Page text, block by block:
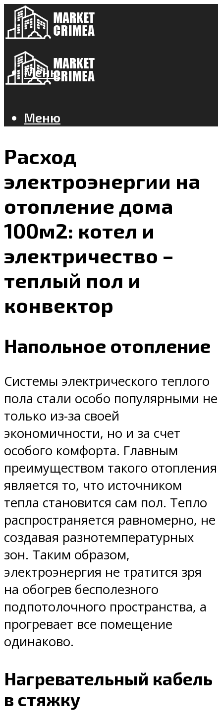
Меню
Меню
Расход
электроэнергии на
отопление дома
100м2: котел и
электричество –
теплый пол и
конвектор
Напольное отопление
Системы электрического теплого
пола стали особо популярными не
только из-за своей
экономичности, но и за счет
особого комфорта. Главным
преимуществом такого отопления
является то, что источником
тепла становится сам пол. Тепло
распространяется равномерно, не
создавая разнотемпературных
зон. Таким образом,
электроэнергия не тратится зря
на обогрев бесполезного
подпотолочного пространства, а
прогревает все помещение
одинаково.
Нагревательный кабель
в стяжку